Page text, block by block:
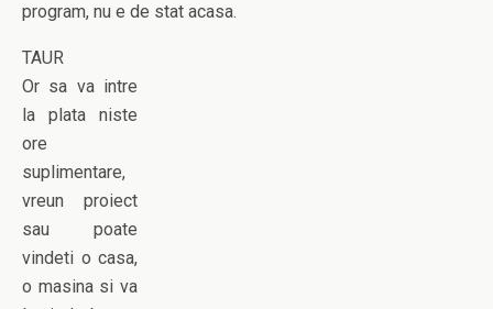
program, nu e de stat acasa.
TAUR
Or sa va intre
la plata niste
ore
suplimentare,
vreun proiect
sau poate
vindeti o casa,
o masina si va